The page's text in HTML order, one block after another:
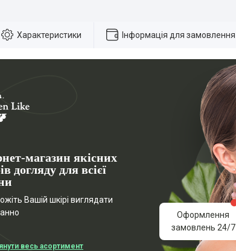
Характеристики Інформація для замовлення
магазин якісних
догляду для всієї
Вашій шкірі виглядати
весь асортимент
Оформлення
замовлень 24/7